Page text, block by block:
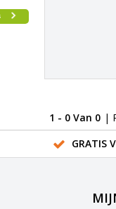
1 - 0 Van 0 |
GRATIS